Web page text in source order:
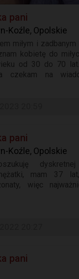
pani
Koźle, Opolskie
miłym i zadbanym
kobietę do
od 30 do 70
czekam na
pani
Koźle, Opolskie
mam 37
więc
pani